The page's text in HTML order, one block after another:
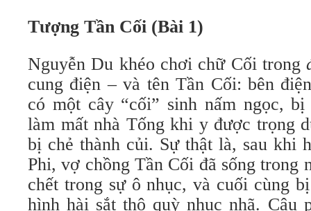
Tượng Tần Cối (Bài 1)
Nguyễn Du khéo chơi chữ Cối trong
cung điện – và tên Tần Cối: bên
có một cây “cối” sinh nấm ngọc,
làm mất nhà Tống khi y được trọng
bị chẻ thành củi. Sự thật là, sau khi
Phi, vợ chồng Tần Cối đã sống trong
chết trong sự ô nhục, và cuối cùng
hình hài sắt thô quỳ nhục nhã. Câu